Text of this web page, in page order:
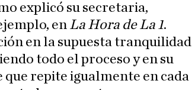
explicó su secretaria,
en La Hora de La 1.
en la supuesta tranquilidad
todo el proceso y en su
repite igualmente en cada